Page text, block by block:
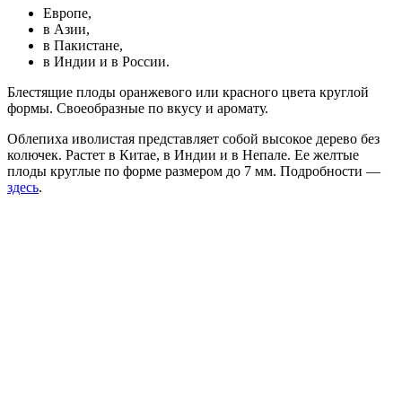
Европе,
в Азии,
в Пакистане,
в Индии и в России.
Блестящие плоды оранжевого или красного цвета круглой
формы. Своеобразные по вкусу и аромату.
Облепиха иволистая представляет собой высокое дерево без
колючек. Растет в Китае, в Индии и в Непале. Ее желтые
плоды круглые по форме размером до 7 мм. Подробности —
здесь.